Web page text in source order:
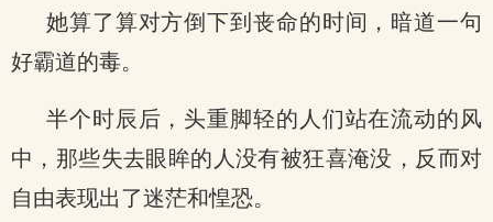
她算了算对方倒下到丧命的时间，暗道一句
好霸道的毒。
半个时辰后，头重脚轻的人们站在流动的风
中，那些失去眼眸的人没有被狂喜淹没，反而对
自由表现出了迷茫和惶恐。